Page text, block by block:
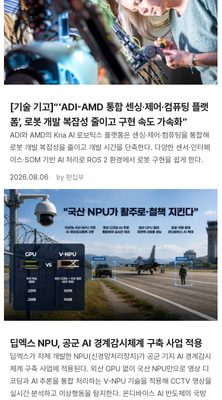
[기술 기고]“‘ADI-AMD 통합 센싱·제어·컴퓨팅 플랫
폼’, 로봇 개발 복잡성 줄이고 구현 속도 가속화”
ADI와 AMD의 Kria AI 로보틱스 플랫폼은 센싱·제어·컴퓨팅을 통합해
로봇 개발 복잡성을 줄이고 개발 시간을 단축한다. 다양한 센서·인터페
이스·SOM 기반 AI 처리로 ROS 2 환경에서 로봇 구현을 쉽게 한다.
2026.08.06
by 편집부
딥엑스 NPU, 공군 AI 경계감시체계 구축 사업 적용
딥엑스가 자체 개발한 NPU(신경망처리장치)가 공군 기지 AI 경계감시
체계 구축 사업에 적용된다. 외산 GPU 없이 국산 NPU만으로 영상 디
코딩과 AI 추론을 통합 처리하는 V-NPU 기술을 적용해 CCTV 영상을
실시간 분석하고 이상행동을 탐지한다. 온디바이스 AI 반도체의 국방